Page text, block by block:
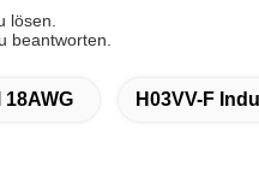
lösen.
beantworten.
H03VV-F